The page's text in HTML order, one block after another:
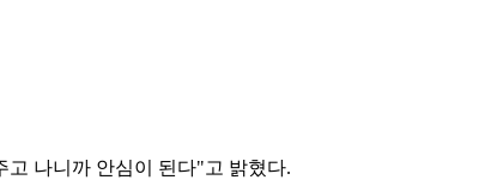
나니까 안심이 된다"고 밝혔다.